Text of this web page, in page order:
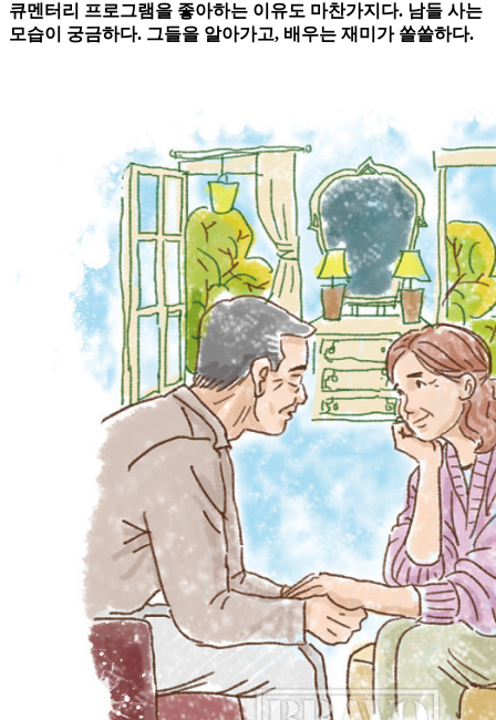
큐멘터리 프로그램을 좋아하는 이유도 마찬가지다. 남들 사는
모습이 궁금하다. 그들을 알아가고, 배우는 재미가 쏠쏠하다.